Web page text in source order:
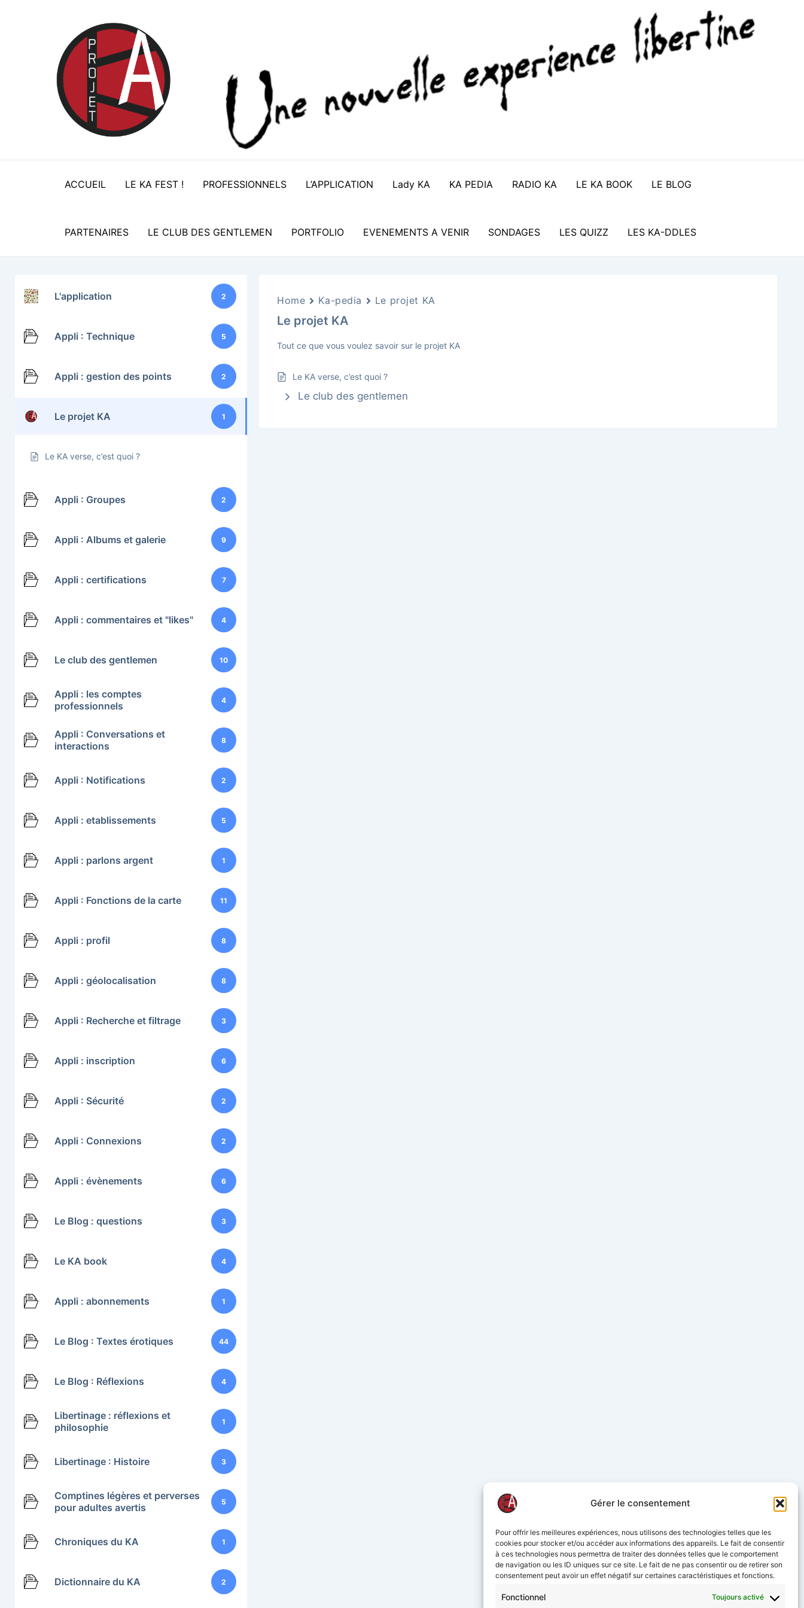
Gérer le consentement
Pour offrir les meilleures expériences, nous utilisons des technologies telles que les
cookies pour stocker et/ou accéder aux informations des appareils. Le fait de consentir
à ces technologies nous permettra de traiter des données telles que le comportement
de navigation ou les ID uniques sur ce site. Le fait de ne pas consentir ou de retirer son
consentement peut avoir un effet négatif sur certaines caractéristiques et fonctions.
Fonctionnel Toujours activé
ACCUEIL LE KA FEST ! PROFESSIONNELS L’APPLICATION Lady KA KA PEDIA RADIO KA LE KA BOOK LE BLOG
PARTENAIRES LE CLUB DES GENTLEMEN PORTFOLIO EVENEMENTS A VENIR SONDAGES LES QUIZZ LES KA-DDLES
L'application 2
Appli : Technique 5
Appli : gestion des points 2
Le projet KA 1
Le KA verse, c’est quoi ?
Appli : Groupes 2
Appli : Albums et galerie 9
Appli : certifications 7
Appli : commentaires et "likes" 4
Le club des gentlemen 10
Appli : les comptes
professionnels
4
Appli : Conversations et
interactions
8
Appli : Notifications 2
Appli : etablissements 5
Appli : parlons argent 1
Appli : Fonctions de la carte 11
Appli : profil 8
Appli : géolocalisation 8
Appli : Recherche et filtrage 3
Appli : inscription 6
Appli : Sécurité 2
Appli : Connexions 2
Appli : évènements 6
Le Blog : questions 3
Le KA book 4
Appli : abonnements 1
Le Blog : Textes érotiques 44
Le Blog : Réflexions 4
Libertinage : réflexions et
philosophie
1
Libertinage : Histoire 3
Comptines légères et perverses
pour adultes avertis
5
Chroniques du KA 1
Dictionnaire du KA 2
Home Ka-pedia Le projet KA
Le projet KA
Tout ce que vous voulez savoir sur le projet KA
Le KA verse, c’est quoi ?
Le club des gentlemen